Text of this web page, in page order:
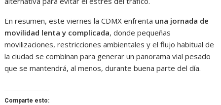
En resumen, este viernes la CDMX enfrenta una jornada de
movilidad lenta y complicada, donde pequeñas
movilizaciones, restricciones ambientales y el flujo habitual de
la ciudad se combinan para generar un panorama vial pesado
que se mantendrá, al menos, durante buena parte del día.
Comparte esto: